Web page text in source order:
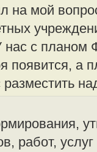
на мой
нас с планом
появится, а
работ,